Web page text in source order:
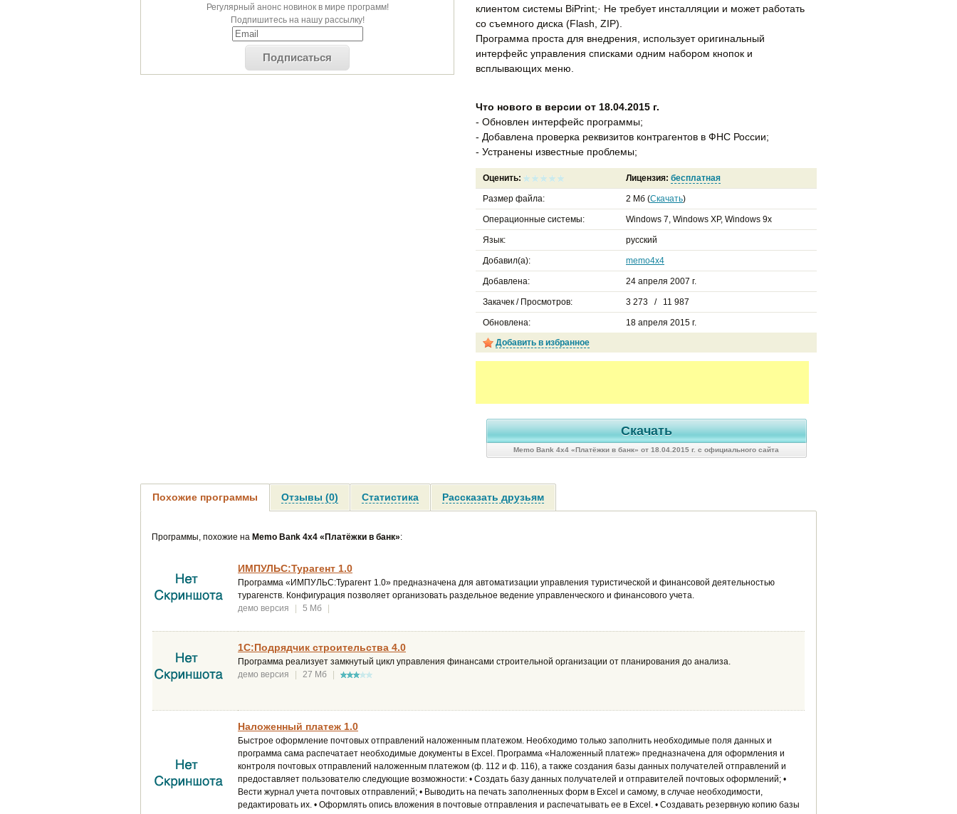
Регулярный анонс новинок в мире программ!
Подпишитесь на нашу рассылку!
Подписаться
клиентом системы BiPrint;· Не требует инсталляции и может работать
со съемного диска (Flash, ZIP).
Программа проста для внедрения, использует оригинальный
интерфейс управления списками одним набором кнопок и
всплывающих меню.
Что нового в версии от 18.04.2015 г.
- Обновлен интерфейс программы;
- Добавлена проверка реквизитов контрагентов в ФНС России;
- Устранены известные проблемы;
Оценить: Лицензия: бесплатная
Размер файла: 2 Мб (Скачать)
Операционные системы: Windows 7, Windows XP, Windows 9x
Язык: русский
Добавил(а): memo4x4
Добавлена: 24 апреля 2007 г.
Закачек / Просмотров: 3 273 / 11 987
Обновлена:
18 апреля 2015 г.
Добавить в избранное
Скачать
Memo Bank 4x4 «Платёжки в банк» от 18.04.2015 г. с официального сайта
Похожие программы Отзывы (0) Статистика Рассказать друзьям
Программы, похожие на Memo Bank 4x4 «Платёжки в банк»:
ИМПУЛЬС:Турагент 1.0
Программа «ИМПУЛЬС:Турагент 1.0» предназначена для автоматизации управления туристической и финансовой деятельностью
турагенств. Конфигурация позволяет организовать раздельное ведение управленческого и финансового учета.
демо версия
| 5 Мб |
1С:Подрядчик строительства 4.0
Программа реализует замкнутый цикл управления финансами строительной организации от планирования до анализа.
демо версия
| 27 Мб |
Наложенный платеж 1.0
Быстрое оформление почтовых отправлений наложенным платежом. Необходимо только заполнить необходимые поля данных и
программа сама распечатает необходимые документы в Excel. Программа «Наложенный платеж» предназначена для оформления и
контроля почтовых отправлений наложенным платежом (ф. 112 и ф. 116), а также создания базы данных получателей отправлений и
предоставляет пользователю следующие возможности: • Создать базу данных получателей и отправителей почтовых оформлений; •
Вести журнал учета почтовых отправлений; • Выводить на печать заполненных форм в Excel и самому, в случае необходимости,
редактировать их. • Оформлять опись вложения в почтовые отправления и распечатывать ее в Excel. • Создавать резервную копию базы